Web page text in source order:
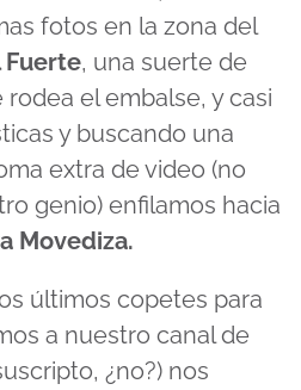
fotos en la zona del
Fuerte, una suerte de
el embalse, y casi
y buscando una
extra de video (no
genio) enfilamos hacia
Movediza.
últimos copetes para
a nuestro canal de
¿no?) nos